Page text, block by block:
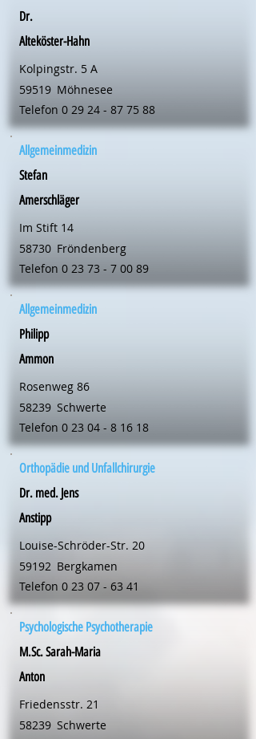
Dr.
Alteköster-Hahn
Kolpingstr. 5 A
59519 Möhnesee
Telefon 0 29 24 - 87 75 88
Allgemeinmedizin
Stefan
Amerschläger
Im Stift 14
58730 Fröndenberg
Telefon 0 23 73 - 7 00 89
Allgemeinmedizin
Philipp
Ammon
Rosenweg 86
58239 Schwerte
Telefon 0 23 04 - 8 16 18
Orthopädie und Unfallchirurgie
Dr. med. Jens
Anstipp
Louise-Schröder-Str. 20
59192 Bergkamen
Telefon 0 23 07 - 63 41
Psychologische Psychotherapie
M.Sc. Sarah-Maria
Anton
Friedensstr. 21
58239 Schwerte